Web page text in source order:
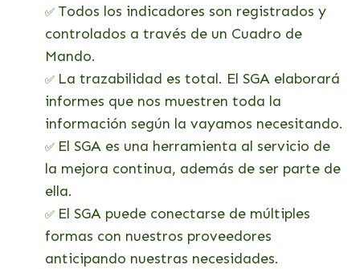
✅ Todos los indicadores son registrados y
controlados a través de un Cuadro de
Mando.
✅ La trazabilidad es total. El SGA elaborará
informes que nos muestren toda la
información según la vayamos necesitando.
✅ El SGA es una herramienta al servicio de
la mejora continua, además de ser parte de
ella.
✅ El SGA puede conectarse de múltiples
formas con nuestros proveedores
anticipando nuestras necesidades.